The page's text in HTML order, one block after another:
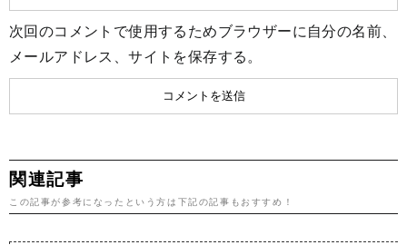
次回のコメントで使用するためブラウザーに自分の名前、
メールアドレス、サイトを保存する。
関連記事
この記事が参考になったという方は下記の記事もおすすめ！